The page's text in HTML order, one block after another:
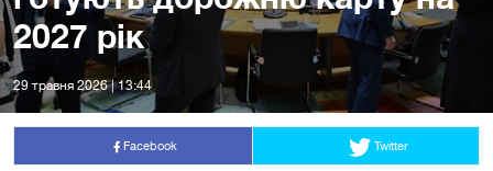
2027 рік
29 травня 2026 | 13:44
Facebook Twitter